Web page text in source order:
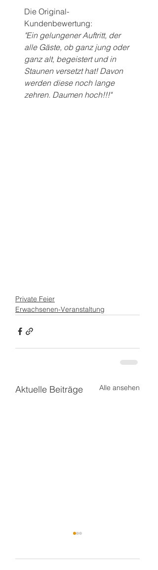
Die Original-
Kundenbewertung:
"Ein gelungener Auftritt, der
alle Gäste, ob ganz jung oder
ganz alt, begeistert und in
Staunen versetzt hat! Davon
werden diese noch lange
zehren. Daumen hoch!!!"
Private Feier
Erwachsenen-Veranstaltung
Aktuelle Beiträge Alle ansehen